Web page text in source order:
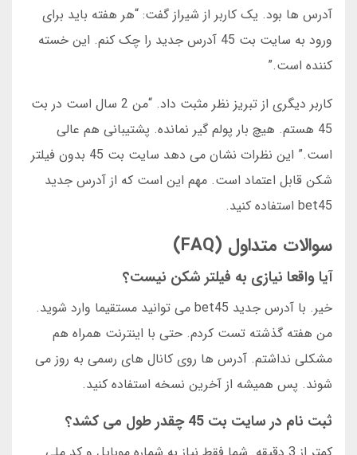
آدرس ها بود. یک کاربر از شیراز گفت: “هر هفته باید برای
ورود به سایت بت 45 آدرس جدید را چک کنم. این خسته
کننده است.”
کاربر دیگری از تبریز نظر مثبت داد. “من 2 سال است در بت
45 هستم. هیچ بار پولم گیر نمانده. پشتیبانی هم عالی
است.” این نظرات نشان می دهد سایت بت 45 بدون فیلتر
شکن قابل اعتماد است. مهم این است که از آدرس جدید
bet45 استفاده کنید.
سوالات متداول (FAQ)
آیا واقعا نیازی به فیلتر شکن نیست؟
خیر. با آدرس جدید bet45 می توانید مستقیما وارد شوید.
من هفته گذشته تست کردم. حتی با اینترنت همراه هم
مشکلی نداشتم. آدرس ها روی کانال های رسمی به روز می
شوند. پس همیشه از آخرین نسخه استفاده کنید.
ثبت نام در سایت بت 45 چقدر طول می کشد؟